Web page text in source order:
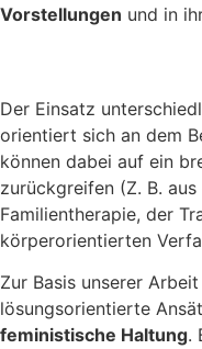
Vorstellungen und in
Der Einsatz
orientiert sich an dem
können dabei auf ein
zurückgreifen (Z. B.
Familientherapie, der
körperorientierten
Zur Basis unserer
lösungsorientierte
feministische Haltung.